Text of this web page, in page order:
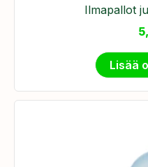
Ilmapallot
Lisää